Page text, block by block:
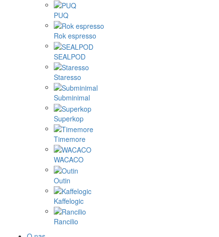
PUQ
Rok espresso
SEALPOD
Staresso
Subminimal
Superkop
Timemore
WACACO
Outin
Kaffelogic
Rancilio